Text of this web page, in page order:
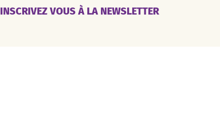
INSCRIVEZ VOUS À LA NEWSLETTER